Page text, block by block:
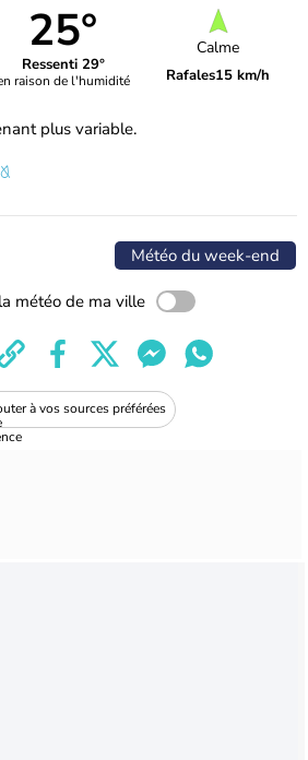
25°
Ressenti 29°
raison de l'humidité
Calme
Rafales15 km/h
plus variable.
Météo du week-end
météo de ma ville
à vos sources préférées